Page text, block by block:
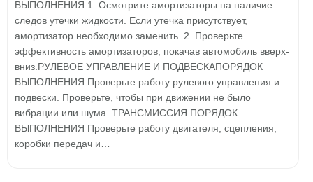
ВЫПОЛНЕНИЯ 1. Осмотрите амортизаторы на наличие
следов утечки жидкости. Если утечка присутствует,
амортизатор необходимо заменить. 2. Проверьте
эффективность амортизаторов, покачав автомобиль вверх-
вниз.РУЛЕВОЕ УПРАВЛЕНИЕ И ПОДВЕСКАПОРЯДОК
ВЫПОЛНЕНИЯ Проверьте работу рулевого управления и
подвески. Проверьте, чтобы при движении не было
вибрации или шума. ТРАНСМИССИЯ ПОРЯДОК
ВЫПОЛНЕНИЯ Проверьте работу двигателя, сцепления,
коробки передач и…